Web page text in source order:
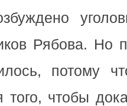
Рябова. Но
потому
чтобы